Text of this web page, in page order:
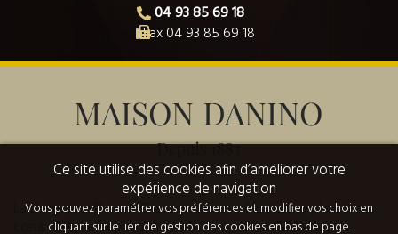
04 93 85 69 18
Fax 04 93 85 69 18
La Droguerie Danino Cristalor, société familiale implantée au
cœur de Nice depuis plus de 130 ans, est riche de quatre
Ce site utilise des cookies afin d’améliorer votre
expérience de navigation
Vous pouvez paramétrer vos préférences et modifier vos choix en
cliquant sur le lien de gestion des cookies en bas de page.